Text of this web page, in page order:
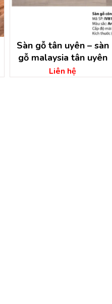
Sàn gỗ tân uyên – sàn
gỗ malaysia tân uyên
Liên hệ